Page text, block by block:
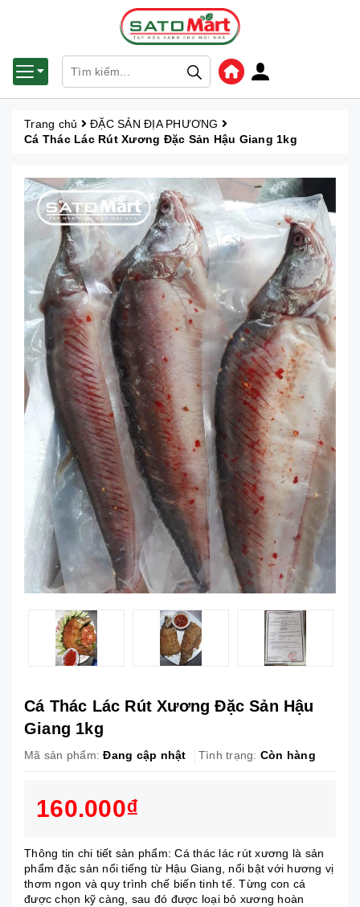
Trang chủ
ĐẶC SẢN ĐỊA PHƯƠNG
Cá Thác Lác Rút Xương Đặc Sản Hậu Giang 1kg
Cá Thác Lác Rút Xương Đặc Sản Hậu
Giang 1kg
Mã sản phẩm: Đang cập nhật Tình trạng: Còn hàng
160.000₫
Thông tin chi tiết sản phẩm: Cá thác lác rút xương là sản
phẩm đặc sản nổi tiếng từ Hậu Giang, nổi bật với hương vị
thơm ngon và quy trình chế biến tinh tế. Từng con cá
được chọn kỹ càng, sau đó được loại bỏ xương hoàn